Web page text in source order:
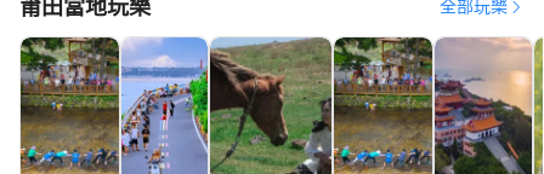
莆田當地玩樂 全部玩樂